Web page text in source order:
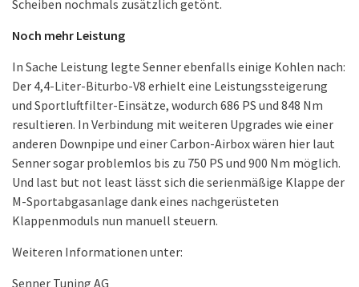
Scheiben nochmals zusätzlich getönt.
Noch mehr Leistung
In Sache Leistung legte Senner ebenfalls einige Kohlen nach:
Der 4,4-Liter-Biturbo-V8 erhielt eine Leistungssteigerung
und Sportluftfilter-Einsätze, wodurch 686 PS und 848 Nm
resultieren. In Verbindung mit weiteren Upgrades wie einer
anderen Downpipe und einer Carbon-Airbox wären hier laut
Senner sogar problemlos bis zu 750 PS und 900 Nm möglich.
Und last but not least lässt sich die serienmäßige Klappe der
M-Sportabgasanlage dank eines nachgerüsteten
Klappenmoduls nun manuell steuern.
Weiteren Informationen unter:
Senner Tuning AG